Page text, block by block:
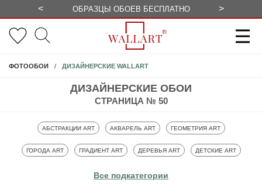
< ОБРАЗЦЫ ОБОЕВ БЕСПЛАТНО >
ДИЗАЙНЕРСКИЕ ОБОИ
СТРАНИЦА № 50
ФОТООБОИ ДИЗАЙНЕРСКИЕ WALLART
ФОТООБОИ
АБСТРАКЦИИ ART ФОТООБОИ
АКВАРЕЛЬ ART ФОТООБОИ
ГЕОМЕТРИЯ ART
ФОТООБОИ
ГОРОДА ART ФОТООБОИ
ГРАДИЕНТ ART ФОТООБОИ
ДЕРЕВЬЯ ART ФОТООБОИ
ДЕТСКИЕ ART
ФОТООБОИ
ЛЮДИ ART
Все подкатегории